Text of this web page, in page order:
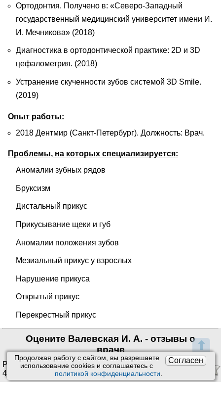
⬆
Согласен
Продолжая работу с сайтом, вы разрешаете
использование сookies и соглашаетесь с
политикой конфиденциальности.
Ортодонтия. Получено в: «Северо-Западный
государственный медицинский университет имени И.
И. Мечникова» (2018)
Диагностика в ортодонтической практике: 2D и 3D
цефалометрия. (2018)
Устранение скученности зубов системой 3D Smile.
(2019)
Опыт работы:
2018 Дентмир (Санкт-Петербург). Должность: Врач.
Проблемы, на которых специализируется:
Аномалии зубных рядов
Бруксизм
Дистальный прикус
Прикусывание щеки и губ
Аномалии положения зубов
Мезиальный прикус у взрослых
Нарушение прикуса
Открытый прикус
Перекрестный прикус
Оцените Валевская И. А. - отзывы о
враче
Рейтинг:4.13/5. Оценок:
4.